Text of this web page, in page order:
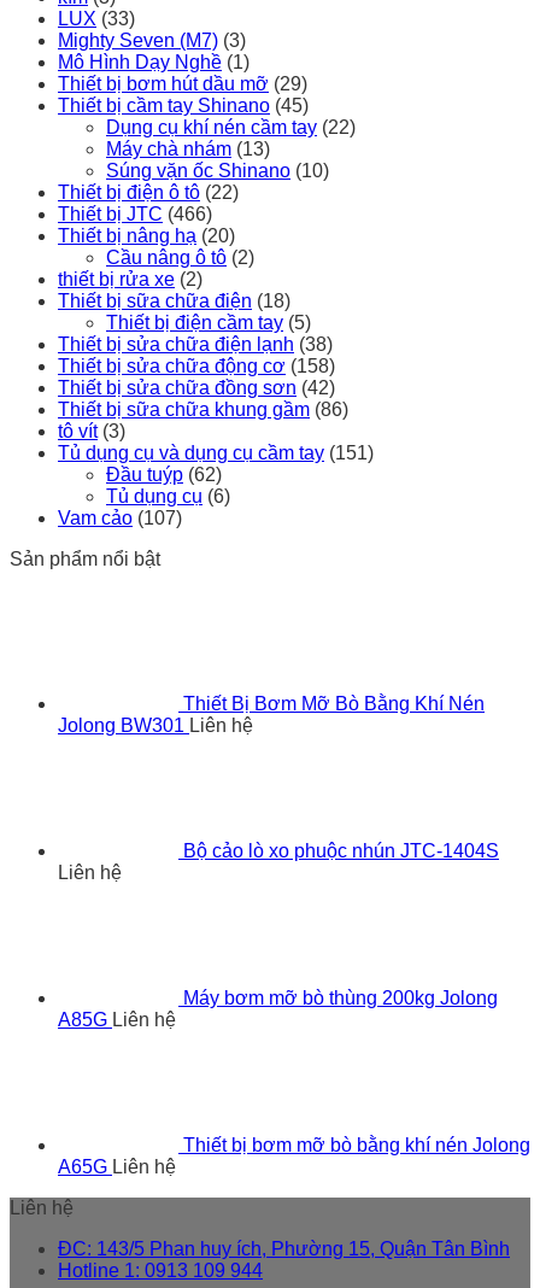
LUX (33)
Mighty Seven (M7) (3)
Mô Hình Dạy Nghề (1)
Thiết bị bơm hút dầu mỡ (29)
Thiết bị cầm tay Shinano (45)
Dụng cụ khí nén cầm tay (22)
Máy chà nhám (13)
Súng vặn ốc Shinano (10)
Thiết bị điện ô tô (22)
Thiết bị JTC (466)
Thiết bị nâng hạ (20)
Cầu nâng ô tô (2)
thiết bị rửa xe (2)
Thiết bị sữa chữa điện (18)
Thiết bị điện cầm tay (5)
Thiết bị sửa chữa điện lạnh (38)
Thiết bị sửa chữa động cơ (158)
Thiết bị sửa chữa đồng sơn (42)
Thiết bị sữa chữa khung gầm (86)
tô vít (3)
Tủ dụng cụ và dụng cụ cầm tay (151)
Đầu tuýp (62)
Tủ dụng cụ (6)
Vam cảo (107)
Sản phẩm nổi bật
Thiết Bị Bơm Mỡ Bò Bằng Khí Nén
Jolong BW301 Liên hệ
Bộ cảo lò xo phuộc nhún JTC-1404S
Liên hệ
Máy bơm mỡ bò thùng 200kg Jolong
A85G Liên hệ
Thiết bị bơm mỡ bò bằng khí nén Jolong
A65G Liên hệ
Liên hệ
ĐC: 143/5 Phan huy ích, Phường 15, Quận Tân Bình
Hotline 1: 0913 109 944